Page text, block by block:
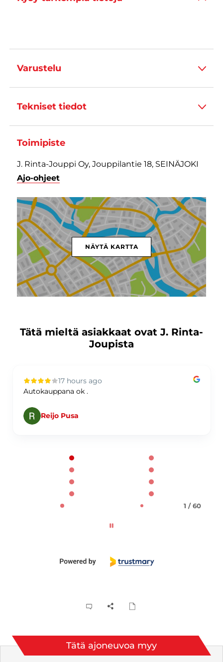
Varustelu
Tekniset tiedot
Toimipiste
J. Rinta-Jouppi Oy, Jouppilantie 18, SEINÄJOKI
Ajo-ohjeet
NÄYTÄ KARTTA
Tätä mieltä asiakkaat ovat J. Rinta-
Joupista
17 hours ago
Autokauppana ok .
Reijo Pusa
1 / 60
Tätä ajoneuvoa myy